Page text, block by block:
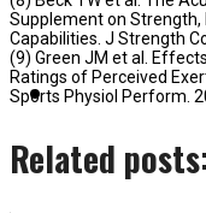
PELUANG
Supplement on Strength,
Capabilities. J Strength
(9) Green JM et al.
Ratings of Perceived
Sports Physiol Perform.
Related